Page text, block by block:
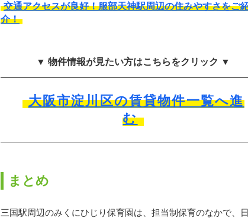
交通アクセスが良好！服部天神駅周辺の住みやすさをご
介！
▼ 物件情報が見たい方はこちらをクリック ▼
大阪市淀川区の賃貸物件一覧へ進
む
まとめ
三国駅周辺のみくにひじり保育園は、担当制保育のなかで、